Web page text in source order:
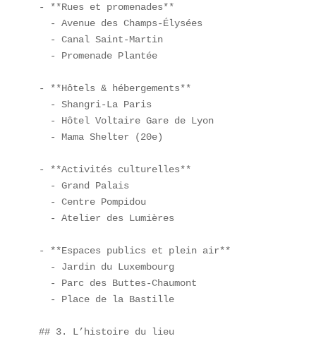
- **Rues et promenades**
  - Avenue des Champs-Élysées
  - Canal Saint-Martin
  - Promenade Plantée
- **Hôtels & hébergements**
  - Shangri-La Paris
  - Hôtel Voltaire Gare de Lyon
  - Mama Shelter (20e)
- **Activités culturelles**
  - Grand Palais
  - Centre Pompidou
  - Atelier des Lumières
- **Espaces publics et plein air**
  - Jardin du Luxembourg
  - Parc des Buttes-Chaumont
  - Place de la Bastille
## 3. L’histoire du lieu